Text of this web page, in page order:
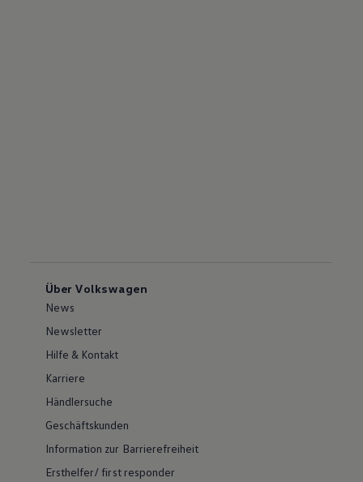
Über Volkswagen
News
Newsletter
Hilfe & Kontakt
Karriere
Händlersuche
Geschäftskunden
Information zur Barrierefreiheit
Ersthelfer/ first responder